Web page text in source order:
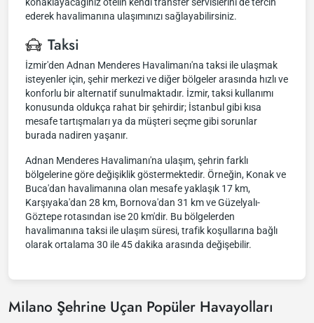
ederek havalimanına ulaşımınızı sağlayabilirsiniz.
Taksi
İzmir'den Adnan Menderes Havalimanı'na taksi ile ulaşmak
isteyenler için, şehir merkezi ve diğer bölgeler arasında hızlı ve
konforlu bir alternatif sunulmaktadır. İzmir, taksi kullanımı
konusunda oldukça rahat bir şehirdir; İstanbul gibi kısa
mesafe tartışmaları ya da müşteri seçme gibi sorunlar
burada nadiren yaşanır.
Adnan Menderes Havalimanı'na ulaşım, şehrin farklı
bölgelerine göre değişiklik göstermektedir. Örneğin, Konak ve
Buca'dan havalimanına olan mesafe yaklaşık 17 km,
Karşıyaka'dan 28 km, Bornova'dan 31 km ve Güzelyalı-
Göztepe rotasından ise 20 km'dir. Bu bölgelerden
havalimanına taksi ile ulaşım süresi, trafik koşullarına bağlı
olarak ortalama 30 ile 45 dakika arasında değişebilir.
Milano Şehrine Uçan Popüler Havayolları